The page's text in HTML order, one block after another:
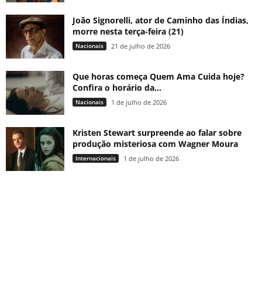
João Signorelli, ator de Caminho das Índias,
morre nesta terça-feira (21)
Nacionais 21 de julho de 2026
Que horas começa Quem Ama Cuida hoje?
Confira o horário da...
Nacionais 1 de julho de 2026
Kristen Stewart surpreende ao falar sobre
produção misteriosa com Wagner Moura
Internacionais 1 de julho de 2026